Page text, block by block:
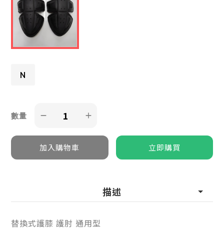
N
數量
描述
替換式護膝 護肘 通用型